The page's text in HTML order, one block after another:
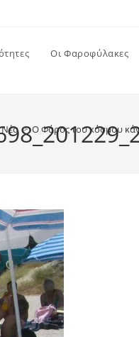
Οι Φαροφύλακες
Νέα > Ο Φάρος του κόσμου